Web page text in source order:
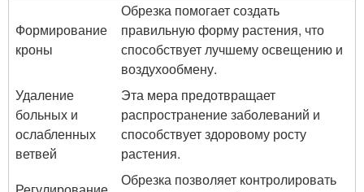
Формирование
кроны
Обрезка помогает создать
правильную форму растения, что
способствует лучшему освещению и
воздухообмену.
Удаление
больных и
ослабленных
ветвей
Эта мера предотвращает
распространение заболеваний и
способствует здоровому росту
растения.
Обрезка позволяет контролировать